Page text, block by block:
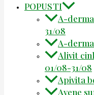
POPUSTI
A-
31/08
A-
Alivit
01/08-31/08
Apivita
Avene